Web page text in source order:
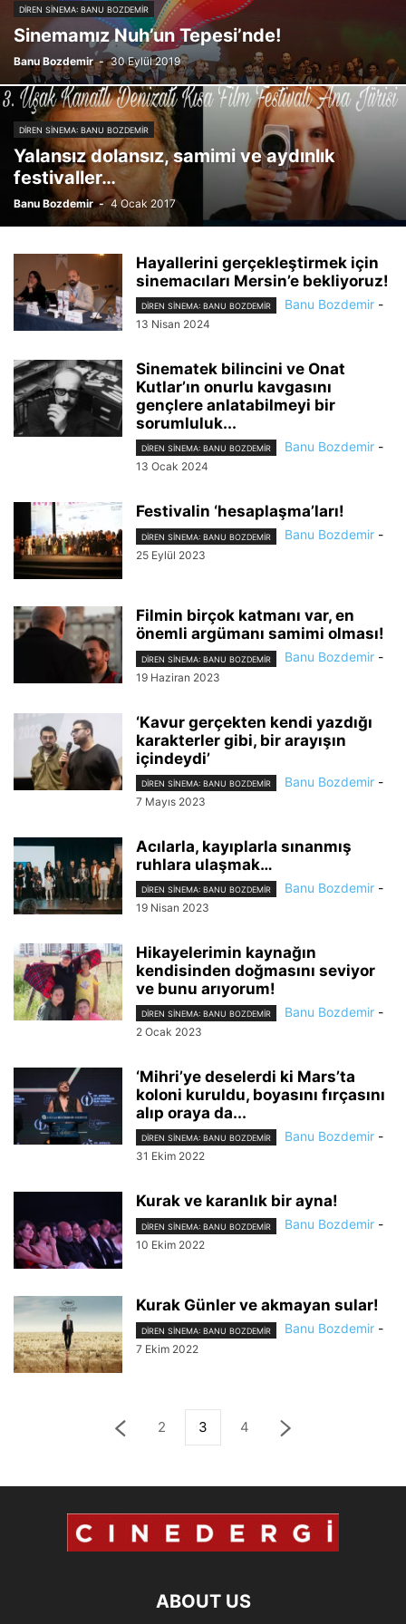
DIREN SINEMA: BANU BOZDEMIR
Sinemamız Nuh’un Tepesi’nde!
Banu Bozdemir - 30 Eylül 2019
DIREN SINEMA: BANU BOZDEMIR
Yalansız dolansız, samimi ve aydınlık
festivaller…
Banu Bozdemir - 4 Ocak 2017
Hayallerini gerçekleştirmek için
sinemacıları Mersin’e bekliyoruz!
DIREN SINEMA: BANU BOZDEMIR Banu Bozdemir -
13 Nisan 2024
Sinematek bilincini ve Onat
Kutlar’ın onurlu kavgasını
gençlere anlatabilmeyi bir
sorumluluk...
DIREN SINEMA: BANU BOZDEMIR Banu Bozdemir -
13 Ocak 2024
Festivalin ‘hesaplaşma’ları!
DIREN SINEMA: BANU BOZDEMIR Banu Bozdemir -
25 Eylül 2023
Filmin birçok katmanı var, en
önemli argümanı samimi olması!
DIREN SINEMA: BANU BOZDEMIR Banu Bozdemir -
19 Haziran 2023
‘Kavur gerçekten kendi yazdığı
karakterler gibi, bir arayışın
içindeydi’
DIREN SINEMA: BANU BOZDEMIR Banu Bozdemir -
7 Mayıs 2023
Acılarla, kayıplarla sınanmış
ruhlara ulaşmak…
DIREN SINEMA: BANU BOZDEMIR Banu Bozdemir -
19 Nisan 2023
Hikayelerimin kaynağın
kendisinden doğmasını seviyor
ve bunu arıyorum!
DIREN SINEMA: BANU BOZDEMIR Banu Bozdemir -
2 Ocak 2023
‘Mihri’ye deselerdi ki Mars’ta
koloni kuruldu, boyasını fırçasını
alıp oraya da...
DIREN SINEMA: BANU BOZDEMIR Banu Bozdemir -
31 Ekim 2022
Kurak ve karanlık bir ayna!
DIREN SINEMA: BANU BOZDEMIR Banu Bozdemir -
10 Ekim 2022
Kurak Günler ve akmayan sular!
DIREN SINEMA: BANU BOZDEMIR Banu Bozdemir -
7 Ekim 2022
2 3 4
ABOUT US